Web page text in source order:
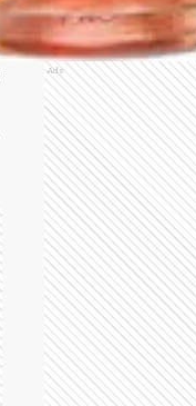
Ads